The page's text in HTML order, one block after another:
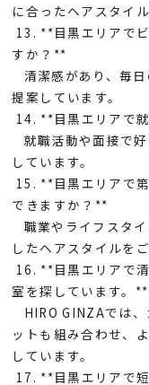
に合ったヘアスタイ
13. **目黒エリアで
すか？**
清潔感があり、毎
提案しています。
14. **目黒エリアで
就職活動や面接で
しています。
15. **目黒エリアで
できますか？**
職業やライフスタ
したヘアスタイルを
16. **目黒エリアで
室を探しています。**
HIRO GINZAでは、
ットも組み合わせ、
しています。
17. **目黒エリアで